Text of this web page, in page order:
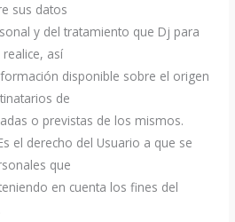
sus datos
y del tratamiento que Dj para
así
disponible sobre el origen
de
o previstas de los mismos.
el derecho del Usuario a que se
que
en cuenta los fines del